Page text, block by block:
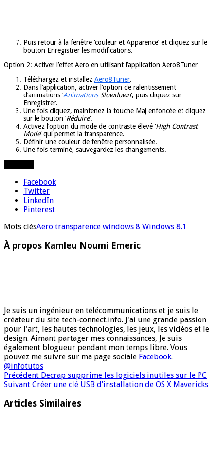
Puis retour à la fenêtre ‘couleur et Apparence’ et cliquez sur le
bouton Enregistrer les modifications.
Option 2: Activer l’effet Aero en utilisant l’application Aero8Tuner
Téléchargez et installez Aero8Tuner.
Dans l’application, activer l’option de ralentissement
d’animations ‘AnimationsSlowdown‘; puis cliquez sur
Enregistrer.
Une fois cliquez, maintenez la touche Maj enfoncée et cliquez
sur le bouton ‘Réduire‘.
Activez l’option du mode de contraste élevé ‘High Contrast
Mode‘ qui permet la transparence.
Définir une couleur de fenêtre personnalisée.
Une fois terminé, sauvegardez les changements.
Facebook
Twitter
LinkedIn
Pinterest
Mots clésAero transparence windows 8 Windows 8.1
À propos Kamleu Noumi Emeric
Je suis un ingénieur en télécommunications et je suis le
créateur du site tech-connect.info. J'ai une grande passion
pour l'art, les hautes technologies, les jeux, les vidéos et le
design. Aimant partager mes connaissances, Je suis
également blogueur pendant mon temps libre. Vous
pouvez me suivre sur ma page sociale Facebook.
@infotutos
Précédent Decrap supprime les logiciels inutiles sur le PC
Suivant Créer une clé USB d’installation de OS X Mavericks
Articles Similaires